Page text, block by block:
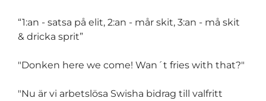
“1:an - satsa på elit, 2:an - mår skit, 3:an - må skit
& dricka sprit”
"Donken here we come! Wan´t fries with that?"
"Nu är vi arbetslösa Swisha bidrag till valfritt